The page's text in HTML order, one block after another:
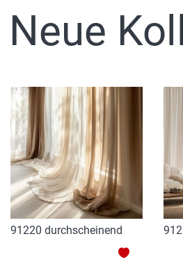
Neue
91220 durchscheinend